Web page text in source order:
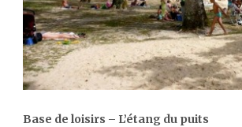
Base de loisirs – L’étang du puits